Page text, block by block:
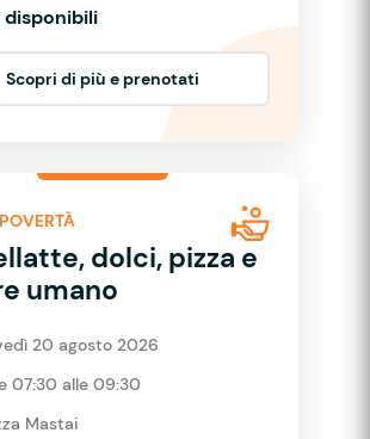
Scopri di più e prenotati
dolci, pizza e
umano
20 agosto 2026
07:30 alle 09:30
Mastai